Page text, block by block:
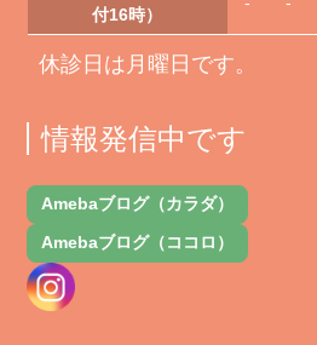
付16時）
休診日は月曜日です。
情報発信中です
Amebaブログ（カラダ）
Amebaブログ（ココロ）